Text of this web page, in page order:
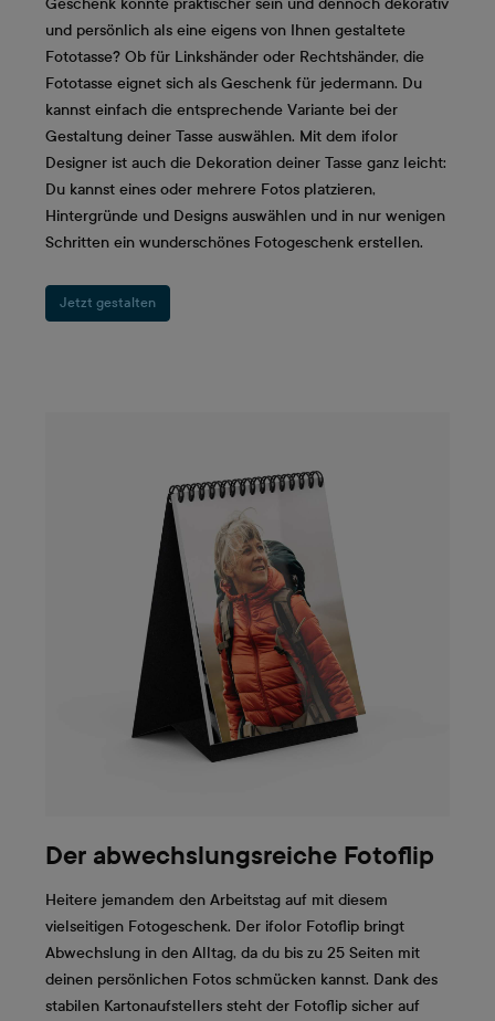
Geschenk könnte praktischer sein und dennoch dekorativ
und persönlich als eine eigens von Ihnen gestaltete
Fototasse? Ob für Linkshänder oder Rechtshänder, die
Fototasse eignet sich als Geschenk für jedermann. Du
kannst einfach die entsprechende Variante bei der
Gestaltung deiner Tasse auswählen. Mit dem ifolor
Designer ist auch die Dekoration deiner Tasse ganz leicht:
Du kannst eines oder mehrere Fotos platzieren,
Hintergründe und Designs auswählen und in nur wenigen
Schritten ein wunderschönes Fotogeschenk erstellen.
Jetzt gestalten
Der abwechslungsreiche Fotoflip
Heitere jemandem den Arbeitstag auf mit diesem
vielseitigen Fotogeschenk. Der ifolor Fotoflip bringt
Abwechslung in den Alltag, da du bis zu 25 Seiten mit
deinen persönlichen Fotos schmücken kannst. Dank des
stabilen Kartonaufstellers steht der Fotoflip sicher auf